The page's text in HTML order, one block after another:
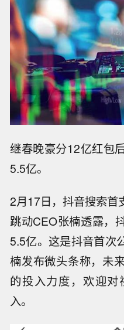
继春晚豪分12亿红包
5.5亿。
2月17日，抖音搜索首
跳动CEO张楠透露，
5.5亿。这是抖音首次
楠发布微头条称，未
的投入力度，欢迎
入。